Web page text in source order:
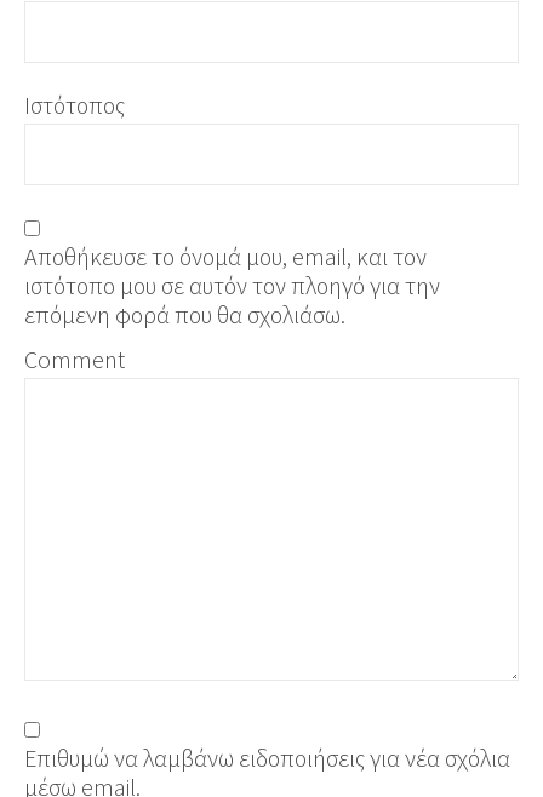
Ιστότοπος
Αποθήκευσε το όνομά μου, email, και τον
ιστότοπο μου σε αυτόν τον πλοηγό για την
επόμενη φορά που θα σχολιάσω.
Comment
Επιθυμώ να λαμβάνω ειδοποιήσεις για νέα σχόλια
μέσω email.